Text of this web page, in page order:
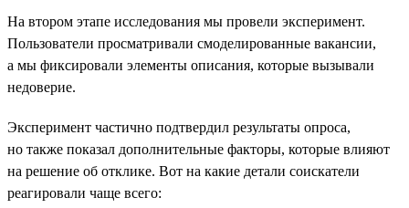
На втором этапе исследования мы провели эксперимент.
Пользователи просматривали смоделированные вакансии,
а мы фиксировали элементы описания, которые вызывали
недоверие.
Эксперимент частично подтвердил результаты опроса,
но также показал дополнительные факторы, которые влияют
на решение об отклике. Вот на какие детали соискатели
реагировали чаще всего: